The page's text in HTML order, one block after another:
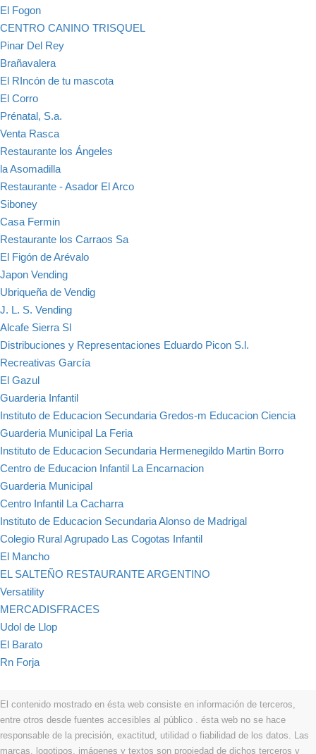
El Fogon
CENTRO CANINO TRISQUEL
Pinar Del Rey
Brañavalera
El RIncón de tu mascota
El Corro
Prénatal, S.a.
Venta Rasca
Restaurante los Ángeles
la Asomadilla
Restaurante - Asador El Arco
Siboney
Casa Fermin
Restaurante los Carraos Sa
El Figón de Arévalo
Japon Vending
Ubriqueña de Vendig
J. L. S. Vending
Alcafe Sierra Sl
Distribuciones y Representaciones Eduardo Picon S.l.
Recreativas García
El Gazul
Guarderia Infantil
Instituto de Educacion Secundaria Gredos-m Educacion Ciencia
Guarderia Municipal La Feria
Instituto de Educacion Secundaria Hermenegildo Martin Borro
Centro de Educacion Infantil La Encarnacion
Guarderia Municipal
Centro Infantil La Cacharra
Instituto de Educacion Secundaria Alonso de Madrigal
Colegio Rural Agrupado Las Cogotas Infantil
El Mancho
EL SALTEÑO RESTAURANTE ARGENTINO
Versatility
MERCADISFRACES
Udol de Llop
El Barato
Rn Forja
El contenido mostrado en ésta web consiste en información de terceros,
entre otros desde fuentes accesibles al público . ésta web no se hace
responsable de la precisión, exactitud, utilidad o fiabilidad de los datos. Las
marcas, logotipos, imágenes y textos son propiedad de dichos terceros y